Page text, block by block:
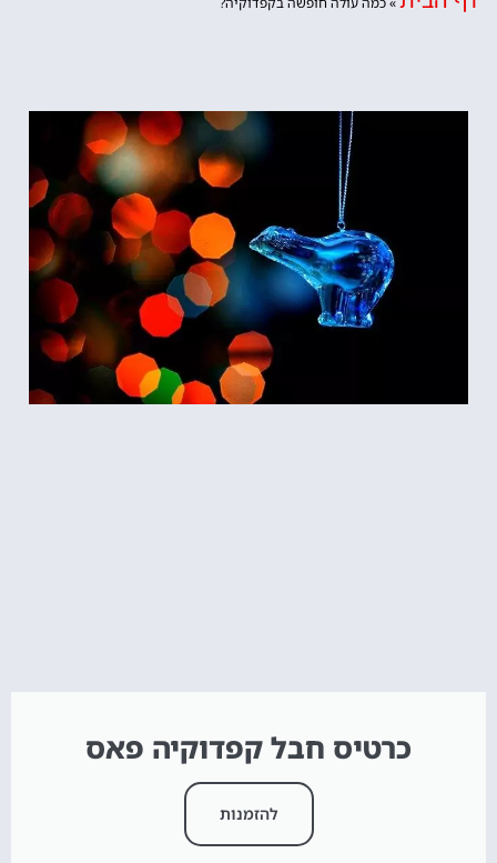
כרטיס חבל קפדוקיה פאס
להזמנות